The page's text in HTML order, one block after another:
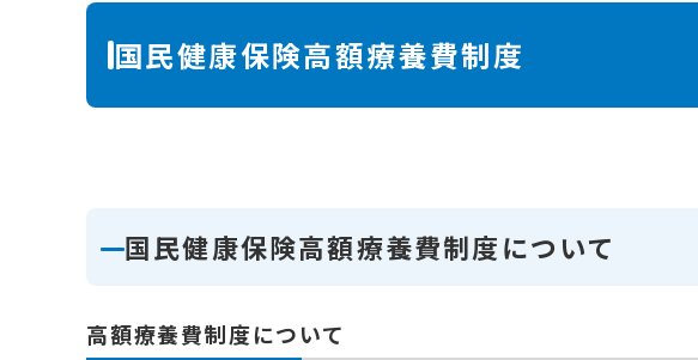
本
国民健康保険高額療養費制度
国民健康保険高額療養費制度について
高額療養費制度について